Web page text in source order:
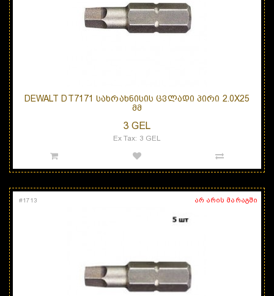
DEWALT DT7171 ᲡᲐᲮᲠᲐᲮᲜᲘᲡᲘᲡ ᲪᲕᲚᲐᲓᲘ ᲞᲘᲠᲘ 2.0X25
ᲛᲛ
3 GEL
Ex Tax: 3 GEL
არ არის მარაგში
#1713